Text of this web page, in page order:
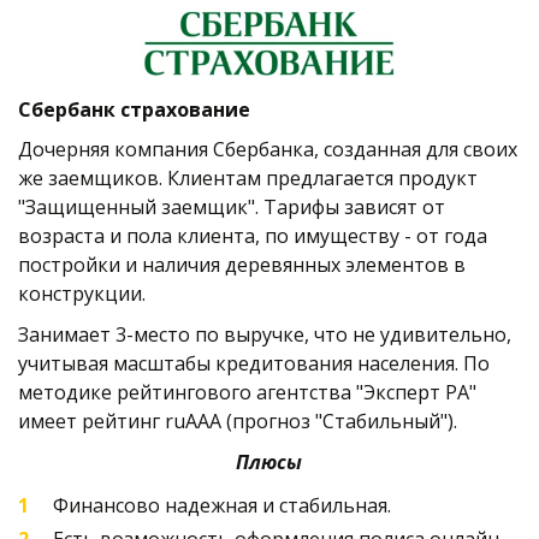
Сбербанк страхование
Дочерняя компания Сбербанка, созданная для своих
же заемщиков. Клиентам предлагается продукт
"Защищенный заемщик". Тарифы зависят от
возраста и пола клиента, по имуществу - от года
постройки и наличия деревянных элементов в
конструкции.
Занимает 3-место по выручке, что не удивительно,
учитывая масштабы кредитования населения. По
методике рейтингового агентства "Эксперт РА"
имеет рейтинг ruAAA (прогноз "Стабильный").
Плюсы
Финансово надежная и стабильная.